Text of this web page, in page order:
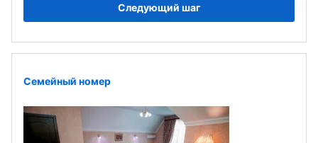
Следующий шаг
Семейный номер